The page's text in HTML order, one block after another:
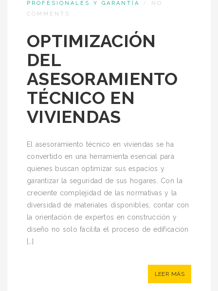
PROFESIONALES Y GARANTÍA / NO
COMMENTS
OPTIMIZACIÓN
DEL
ASESORAMIENTO
TÉCNICO EN
VIVIENDAS
El asesoramiento técnico en viviendas se ha
convertido en una herramienta esencial para
quienes buscan optimizar sus espacios y
garantizar la seguridad de sus hogares. Con la
creciente complejidad de las normativas y la
diversidad de materiales disponibles, contar con
la orientación de expertos en construcción y
diseño no solo facilita el proceso de edificación
[…]
LEER MÁS